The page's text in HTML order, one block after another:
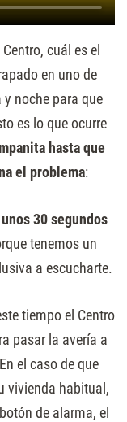
cuál es el
en uno de
noche para que
es lo que ocurre
hasta que
el problema:
30 segundos
tenemos un
a escucharte.
tiempo el Centro
pasar la avería a
el caso de que
vivienda habitual,
de alarma, el